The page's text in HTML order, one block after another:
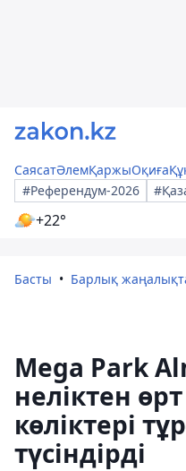
СаясатӘлемҚаржыОқиға
#Референдум-2026
+22°
Басты Барлық
Mega Park
неліктен
көліктері
түсіндірді